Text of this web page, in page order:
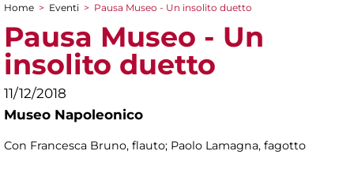
Tu sei qui
Home > Eventi > Pausa Museo - Un insolito duetto
Pausa Museo - Un
insolito duetto
11/12/2018
Museo Napoleonico
Con Francesca Bruno, flauto; Paolo Lamagna, fagotto